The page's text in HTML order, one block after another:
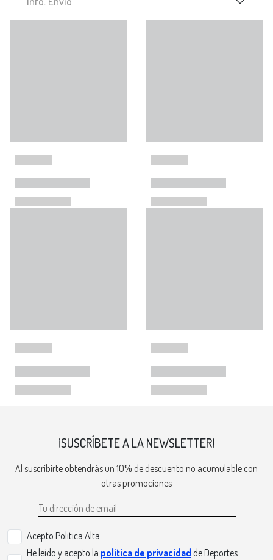
¡SUSCRÍBETE A LA NEWSLETTER!
Al suscribirte obtendrás un 10% de descuento no acumulable con
otras promociones
Acepto Politica Alta
He leído y acepto la política de privacidad de Deportes